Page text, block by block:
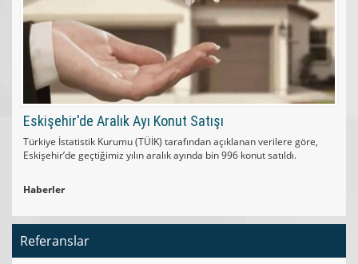
Eskişehir'de Aralık Ayı Konut Satışı
Türkiye İstatistik Kurumu (TÜİK) tarafından açıklanan verilere göre,
Eskişehir’de geçtiğimiz yılın aralık ayında bin 996 konut satıldı.
Haberler
Referanslar